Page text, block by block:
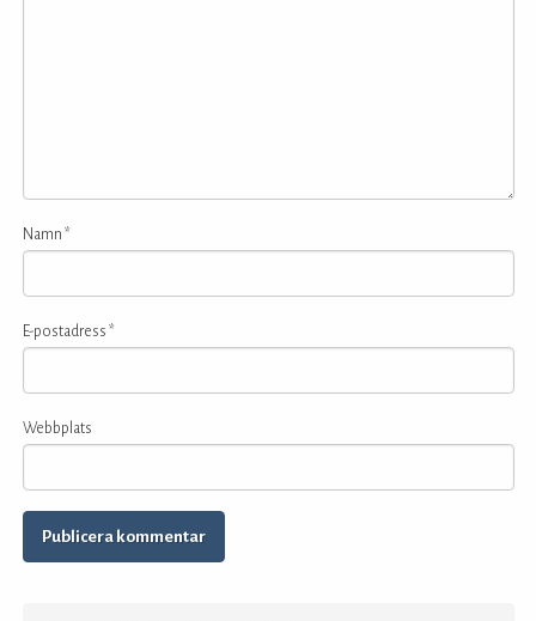
Namn *
E-postadress *
Webbplats